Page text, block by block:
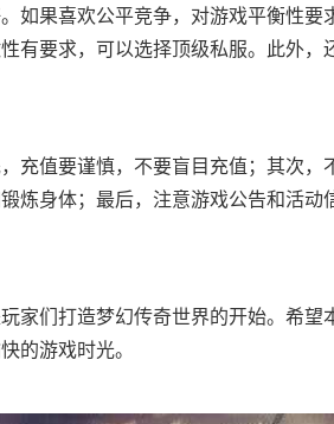
如果喜欢公平竞争，对游戏平衡性要
有要求，可以选择顶级私服。此外，
充值要谨慎，不要盲目充值；其次，
炼身体；最后，注意游戏公告和活动
家们打造梦幻传奇世界的开始。希望
的游戏时光。